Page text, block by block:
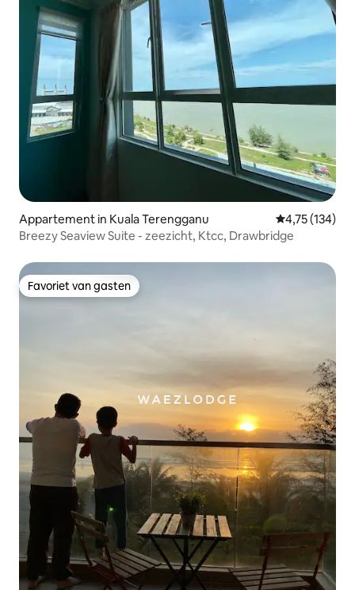
Appartement in Kuala Terengganu Gemiddelde
4,75 (134)
Breezy Seaview Suite - zeezicht, Ktcc, Drawbridge
Favoriet van gasten
Favoriet van gasten